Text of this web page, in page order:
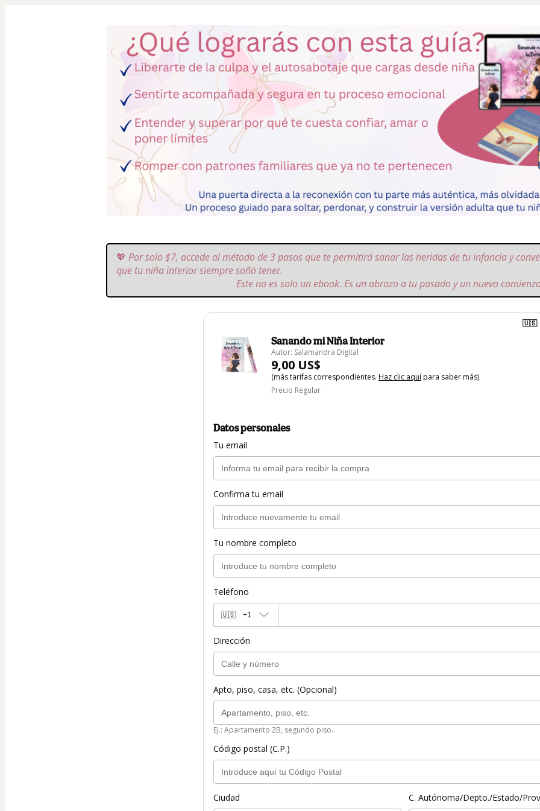
💖 Por solo $7, accede al método de 3 pasos que te permitirá sanar las heridas de tu infancia y
que tu niña interior siempre soñó tener.
Este no es solo un ebook. Es un abrazo a tu pasado y un nuevo
🇺🇸
Sanando mi Niña Interior
Autor: Salamandra Digital
9,00 US$
(más tarifas correspondientes. Haz clic aquí para saber más)
Precio Regular
Datos personales
Tu email
Confirma tu email
Tu nombre completo
Teléfono
🇺🇸 +1
Dirección
Apto, piso, casa, etc. (Opcional)
Ej.: Apartamento 2B, segundo piso.
Código postal (C.P.)
Ciudad C. Autónoma/Depto./Estado/